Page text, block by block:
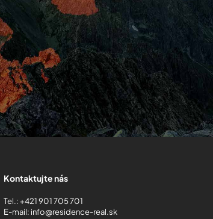
Kontaktujte nás
Tel.:+421 901 705 701
E-mail: info@residence-real.sk